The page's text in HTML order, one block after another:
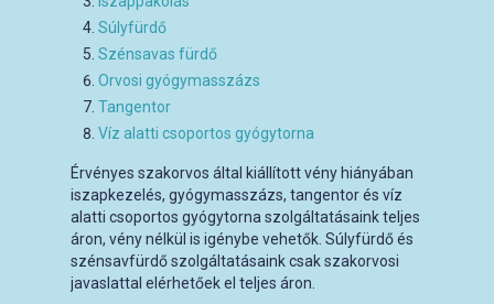
Súlyfürdő
Szénsavas fürdő
Orvosi gyógymasszázs
Tangentor
Víz alatti csoportos gyógytorna
Érvényes szakorvos által kiállított vény hiányában
iszapkezelés, gyógymasszázs, tangentor és víz
alatti csoportos gyógytorna szolgáltatásaink teljes
áron, vény nélkül is igénybe vehetők. Súlyfürdő és
szénsavfürdő szolgáltatásaink csak szakorvosi
javaslattal elérhetőek el teljes áron.